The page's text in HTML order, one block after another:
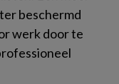
beschermd
werk door te